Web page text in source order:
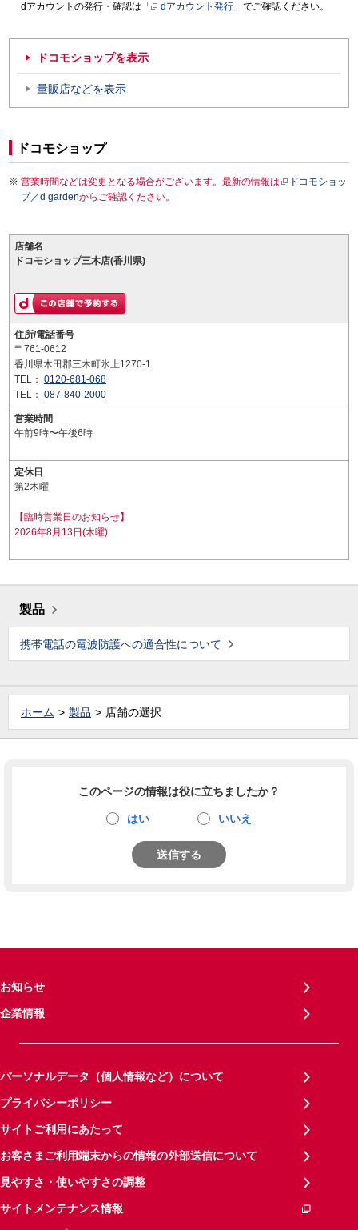
dアカウントの発行・確認は「
dアカウント発行 」でご確認ください。
ドコモショップを表示
量販店などを表示
ドコモショップ
営業時間などは変更となる場合がございます。最新の情報は
ドコモショッ
プ／d gardenからご確認ください。
店舗名
ドコモショップ三木店(香川県)
住所/電話番号
〒761-0612
香川県木田郡三木町氷上1270-1
TEL： 0120-681-068
TEL： 087-840-2000
営業時間
午前9時〜午後6時
定休日
第2木曜
【臨時営業日のお知らせ】
2026年8月13日(木曜)
製品
携帯電話の電波防護への適合性について
ホーム 製品 店舗の選択
このページの情報は役に立ちましたか？
はい いいえ
送信する
お知らせ
企業情報
パーソナルデータ（個人情報など）について
プライバシーポリシー
サイトご利用にあたって
お客さまご利用端末からの情報の外部送信について
見やすさ・使いやすさの調整
サイトメンテナンス情報